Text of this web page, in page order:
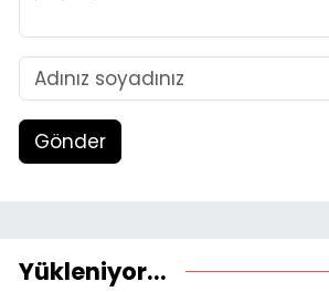
Gönder
Yükleniyor...